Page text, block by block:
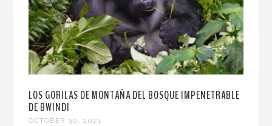
LOS GORILAS DE MONTAÑA DEL BOSQUE IMPENETRABLE
DE BWINDI
OCTOBER 30, 2021